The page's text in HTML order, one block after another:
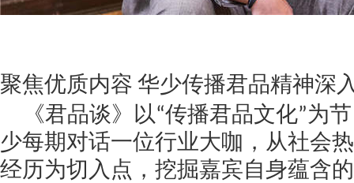
聚焦优质内容 华少传播君品精神深
《君品谈》以“传播君品文化”为
少每期对话一位行业大咖，从社会
经历为切入点，挖掘嘉宾自身蕴含